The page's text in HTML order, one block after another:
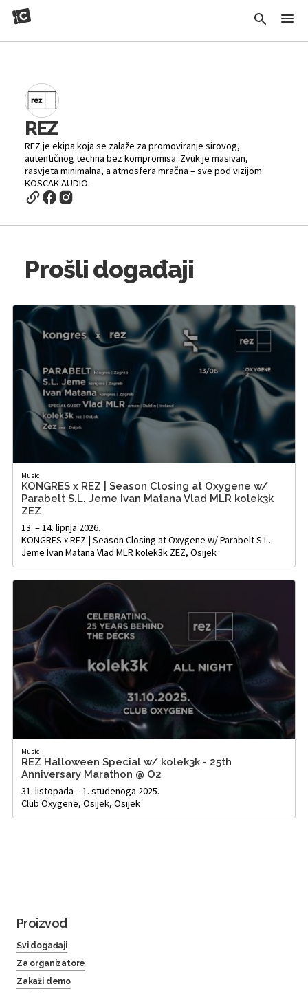
REZ
REZ je ekipa koja se zalaže za promoviranje sirovog,
autentičnog techna bez kompromisa. Zvuk je masivan,
rasvjeta minimalna, a atmosfera mračna – sve pod vizijom
KOSCAK AUDIO.
Prošli događaji
Music
KONGRES x REZ | Season Closing at Oxygene w/
Parabelt S.L. Jeme Ivan Matana Vlad MLR kolek3k
ZEZ
13. – 14. lipnja 2026.
KONGRES x REZ | Season Closing at Oxygene w/ Parabelt S.L.
Jeme Ivan Matana Vlad MLR kolek3k ZEZ, Osijek
Music
REZ Halloween Special w/ kolek3k - 25th
Anniversary Marathon @ O2
31. listopada – 1. studenoga 2025.
Club Oxygene, Osijek, Osijek
Proizvod
Svi događaji
Za organizatore
Zakaži demo